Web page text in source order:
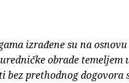
izrađene su na
obrade temeljem
bez prethodnog dogovora